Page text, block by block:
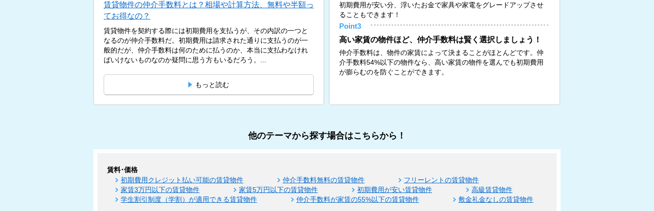
賃貸物件の仲介手数料とは？相場や計算方法、無料や半額っ
てお得なの？
賃貸物件を契約する際には初期費用を支払うが、その内訳の一つと
なるのが仲介手数料だ。初期費用は請求された通りに支払うのが一
般的だが、仲介手数料は何のために払うのか、本当に支払わなけれ
ばいけないものなのか疑問に思う方もいるだろう。...
もっと読む
初期費用が安い分、浮いたお金で家具や家電をグレードアップさせ
ることもできます！
Point3
高い家賃の物件ほど、仲介手数料は賢く選択しましょう！
仲介手数料は、物件の家賃によって決まることがほとんどです。仲
介手数料54%以下の物件なら、高い家賃の物件を選んでも初期費用
が膨らむのを防ぐことができます。
他のテーマから探す場合はこちらから！
賃料･価格
初期費用クレジット払い可能の賃貸物件 仲介手数料無料の賃貸物件
フリーレントの賃貸物件
家賃3万円以下の賃貸物件
家賃5万円以下の賃貸物件 初期費用が安い賃貸物件
高級賃貸物件
学生割引制度（学割）が適用できる賃貸物件
仲介手数料が家賃の55%以下の賃貸物件 敷金礼金なしの賃貸物件